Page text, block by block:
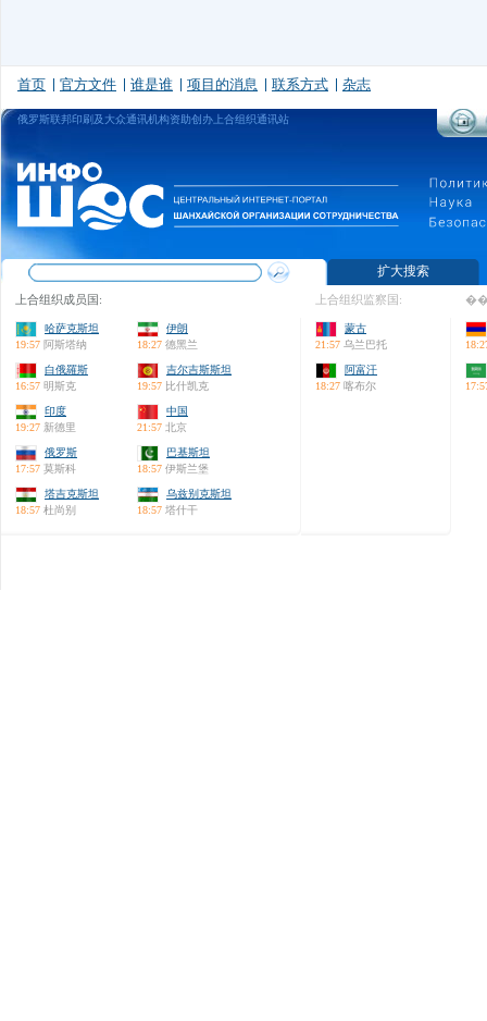
首页 官方文件 谁是谁 项目的消息 联系方式 杂志
俄罗斯联邦印刷及大众通讯机构资助创办上合组织通讯站
扩大搜索
上合组织成员国:
哈萨克斯坦
19:57 阿斯塔纳
伊朗
18:27 德黑兰
白俄羅斯
16:57 明斯克
吉尔吉斯斯坦
19:57 比什凯克
印度
19:27 新德里
中国
21:57 北京
俄罗斯
17:57 莫斯科
巴基斯坦
18:57 伊斯兰堡
塔吉克斯坦
18:57 杜尚别
乌兹别克斯坦
18:57 塔什干
上合组织监察国:
蒙古
21:57 乌兰巴托
阿富汗
18:27 喀布尔